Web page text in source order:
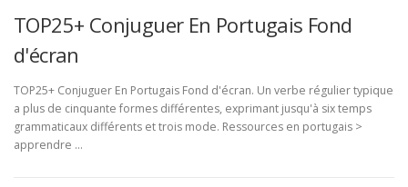
TOP25+ Conjuguer En Portugais Fond
d'écran
TOP25+ Conjuguer En Portugais Fond d'écran. Un verbe régulier typique
a plus de cinquante formes différentes, exprimant jusqu'à six temps
grammaticaux différents et trois mode. Ressources en portugais >
apprendre …